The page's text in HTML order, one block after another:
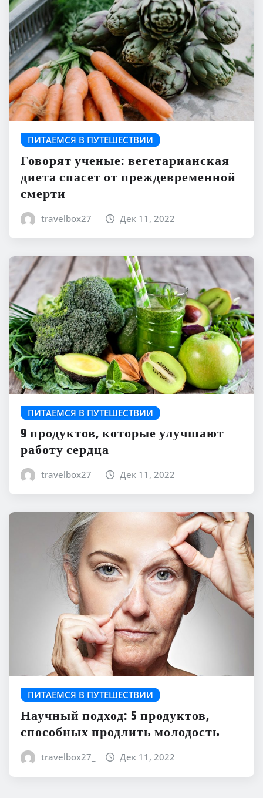
ПИТАЕМСЯ В ПУТЕШЕСТВИИ
Говорят ученые: вегетарианская
диета спасет от преждевременной
смерти
travelbox27_ Дек 11, 2022
ПИТАЕМСЯ В ПУТЕШЕСТВИИ
9 продуктов, которые улучшают
работу сердца
travelbox27_ Дек 11, 2022
ПИТАЕМСЯ В ПУТЕШЕСТВИИ
Научный подход: 5 продуктов,
способных продлить молодость
travelbox27_ Дек 11, 2022